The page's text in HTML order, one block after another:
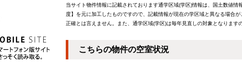
当サイト物件情報に記載されております通学区域(学区)情報は、国土数値
度】を元に加工したものですので、記載情報が現在の学区域と異なる場合
正確とは言えません。また、通学区域(学区)は毎年見直しの対象となります
こちらの物件の空室状況